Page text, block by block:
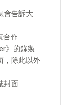
會告訴大
合作
》的錄製
，除此以外
封面